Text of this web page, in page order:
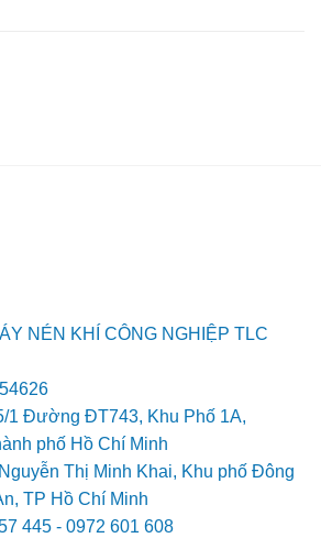
NÉN KHÍ CÔNG NGHIỆP TLC
1 Đường ĐT743, Khu Phố 1A,
phố Hồ Chí Minh
Thị Minh Khai, Khu phố Đông
TP Hồ Chí Minh
445 - 0972 601 608